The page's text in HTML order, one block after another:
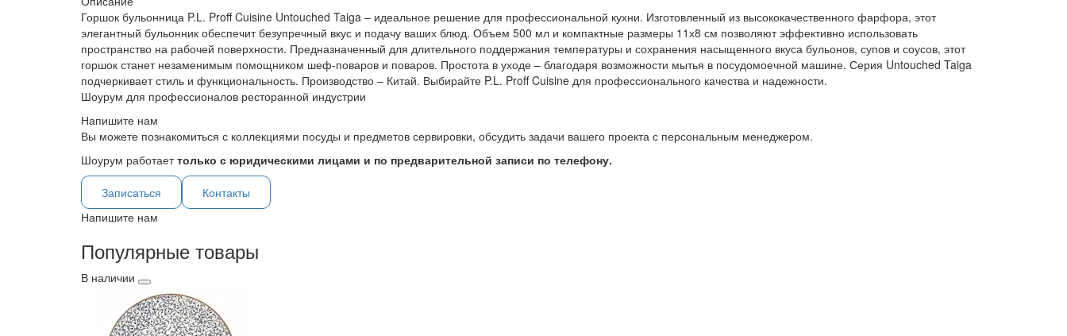
Горшок бульонница P.L. Proff Cuisine Untouched Taiga – идеальное решение для профессиональной кухни. Изготовленный из высококачественного фарфора, этот
элегантный бульонник обеспечит безупречный вкус и подачу ваших блюд. Объем 500 мл и компактные размеры 11х8 см позволяют эффективно использовать
пространство на рабочей поверхности. Предназначенный для длительного поддержания температуры и сохранения насыщенного вкуса бульонов, супов и соусов, этот
горшок станет незаменимым помощником шеф-поваров и поваров. Простота в уходе – благодаря возможности мытья в посудомоечной машине. Серия Untouched Taiga
подчеркивает стиль и функциональность. Производство – Китай. Выбирайте P.L. Proff Cuisine для профессионального качества и надежности.
Шоурум для профессионалов ресторанной индустрии
Напишите нам
Вы можете познакомиться с коллекциями посуды и предметов сервировки, обсудить задачи вашего проекта с персональным менеджером.
Шоурум работаеттолько с юридическими лицами и по предварительной записи по телефону.
Записаться
Контакты
Напишите нам
Популярные товары
В наличии